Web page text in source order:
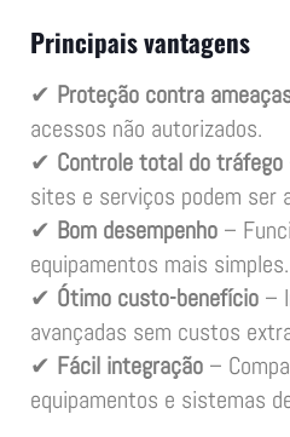
Principais vantagens
✔ Proteção contra
acessos não autorizados.
✔ Controle total do tráfego
sites e serviços podem ser
✔ Bom desempenho –
equipamentos mais simples.
✔ Ótimo custo-benefício –
avançadas sem custos
✔ Fácil integração –
equipamentos e sistemas